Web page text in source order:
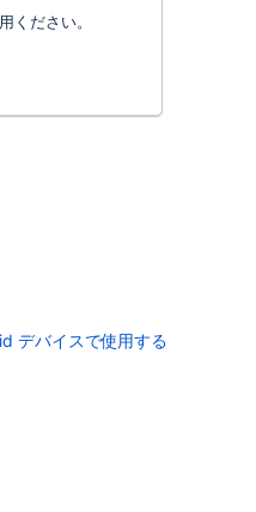
ください。
デバイスで使用する